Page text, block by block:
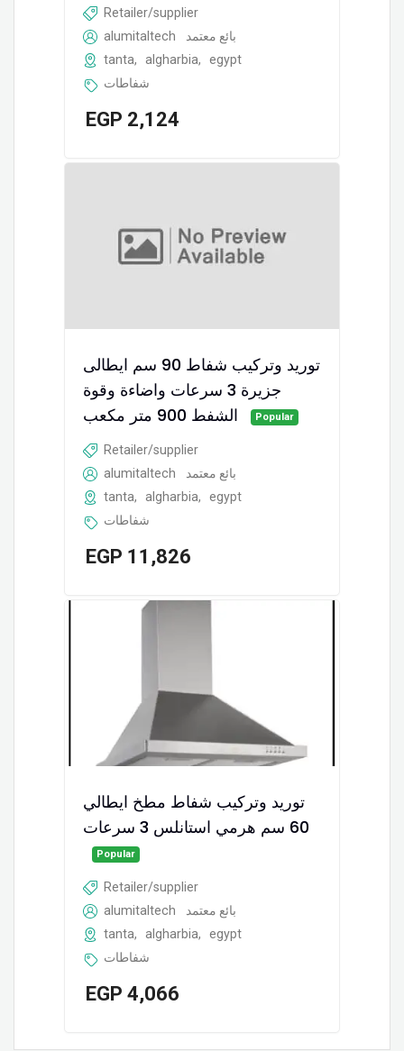
Retailer/supplier
alumitaltech
بائع معتمد
tanta, algharbia,
egypt
شفاطات
EGP 2,124
توريد وتركيب شفاط 90 سم ايطالى
جزيرة 3 سرعات واضاءة وقوة
الشفط 900 متر مكعب
Popular
Retailer/supplier
alumitaltech
بائع معتمد
tanta, algharbia,
egypt
شفاطات
EGP 11,826
توريد وتركيب شفاط مطخ ايطالي
60 سم هرمي استانلس 3 سرعات
Popular
Retailer/supplier
alumitaltech
بائع معتمد
tanta, algharbia,
egypt
شفاطات
EGP 4,066